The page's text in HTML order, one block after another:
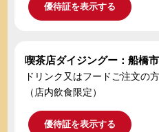
優待証を表示する
喫茶店ダイジングー：船橋市
ドリンク又はフードご注文の
（店内飲食限定）
優待証を表示する